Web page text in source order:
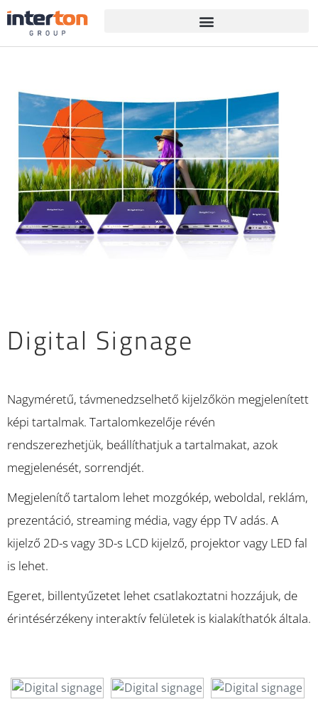
Digital Signage
Nagyméretű, távmenedzselhető kijelzőkön megjelenített
képi tartalmak. Tartalomkezelője révén
rendszerezhetjük, beállíthatjuk a tartalmakat, azok
megjelenését, sorrendjét.
Megjelenítő tartalom lehet mozgókép, weboldal, reklám,
prezentáció, streaming média, vagy épp TV adás. A
kijelző 2D-s vagy 3D-s LCD kijelző, projektor vagy LED fal
is lehet.
Egeret, billentyűzetet lehet csatlakoztatni hozzájuk, de
érintésérzékeny interaktív felületek is kialakíthatók általa.